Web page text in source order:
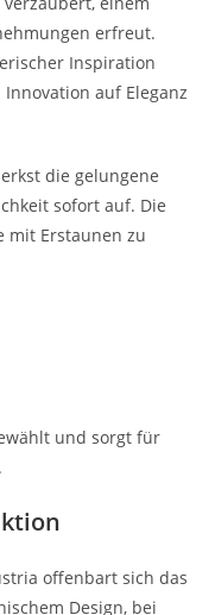
erfreut.
Inspiration
auf Eleganz
die gelungene
sofort auf. Die
mit Erstaunen zu
und sorgt für
offenbart sich das
Design, bei